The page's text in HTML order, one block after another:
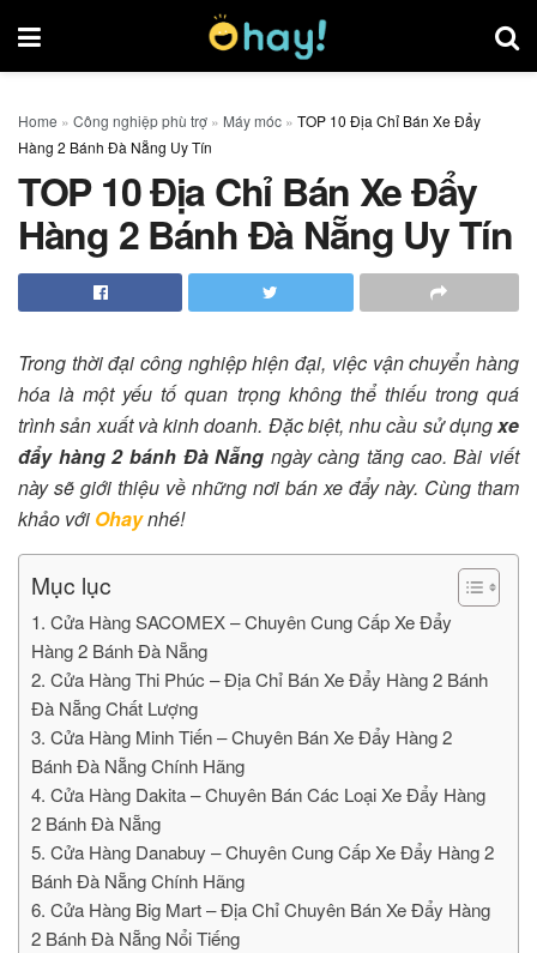
Home » Công nghiệp phù trợ » Máy móc » TOP 10 Địa Chỉ Bán Xe Đẩy
Hàng 2 Bánh Đà Nẵng Uy Tín
TOP 10 Địa Chỉ Bán Xe Đẩy
Hàng 2 Bánh Đà Nẵng Uy Tín
Trong thời đại công nghiệp hiện đại, việc vận chuyển hàng
hóa là một yếu tố quan trọng không thể thiếu trong quá
trình sản xuất và kinh doanh. Đặc biệt, nhu cầu sử dụngxe
đẩy hàng 2 bánh Đà Nẵng ngày càng tăng cao. Bài viết
này sẽ giới thiệu về những nơi bán xe đẩy này. Cùng tham
khảo với Ohaynhé!
Mục lục
1. Cửa Hàng SACOMEX – Chuyên Cung Cấp Xe Đẩy
Hàng 2 Bánh Đà Nẵng
2. Cửa Hàng Thi Phúc – Địa Chỉ Bán Xe Đẩy Hàng 2 Bánh
Đà Nẵng Chất Lượng
3. Cửa Hàng Minh Tiến – Chuyên Bán Xe Đẩy Hàng 2
Bánh Đà Nẵng Chính Hãng
4. Cửa Hàng Dakita – Chuyên Bán Các Loại Xe Đẩy Hàng
2 Bánh Đà Nẵng
5. Cửa Hàng Danabuy – Chuyên Cung Cấp Xe Đẩy Hàng 2
Bánh Đà Nẵng Chính Hãng
6. Cửa Hàng Big Mart – Địa Chỉ Chuyên Bán Xe Đẩy Hàng
2 Bánh Đà Nẵng Nổi Tiếng